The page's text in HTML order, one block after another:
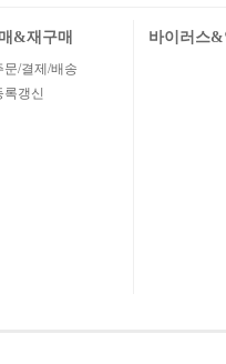
&재구매
문/결제/배송
록갱신
바이러스